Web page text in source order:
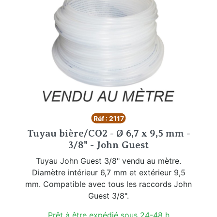
Réf : 2117
Tuyau bière/CO2 - Ø 6,7 x 9,5 mm -
3/8" - John Guest
Tuyau John Guest 3/8" vendu au mètre.
Diamètre intérieur 6,7 mm et extérieur 9,5
mm. Compatible avec tous les raccords John
Guest 3/8".
Prêt à être expédié sous 24-48 h